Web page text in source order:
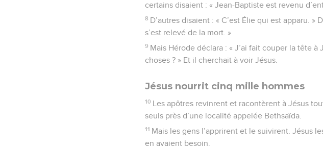
certains disaient : « Jean-Baptiste est revenu
8 D’autres disaient : « C’est Élie qui est apparu. »
s’est relevé de la mort. »
9 Mais Hérode déclara : « J’ai fait couper la tête
choses ? » Et il cherchait à voir Jésus.
Jésus nourrit cinq mille hommes
10 Les apôtres revinrent et racontèrent à Jésus
seuls près d’une localité appelée Bethsaïda.
11 Mais les gens l’apprirent et le suivirent. Jésus
en avaient besoin.